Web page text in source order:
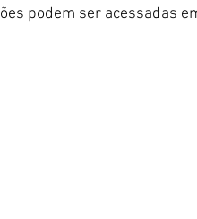
podem ser acessadas